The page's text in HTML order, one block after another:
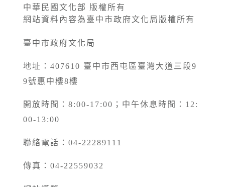
中華民國文化部 版權所有
網站資料內容為臺中市政府文化局版權所有
臺中市政府文化局
地址：407610 臺中市西屯區臺灣大道三段9
9號惠中樓8樓
開放時間：8:00-17:00；中午休息時間：12:
00-13:00
聯絡電話：04-22289111
傳真：04-22559032